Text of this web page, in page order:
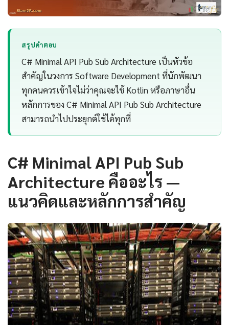
สรุปคำตอบ
C# Minimal API Pub Sub Architecture เป็นหัวข้อ
สำคัญในวงการ Software Development ที่นักพัฒนา
ทุกคนควรเข้าใจไม่ว่าคุณจะใช้ Kotlin หรือภาษาอื่น
หลักการของ C# Minimal API Pub Sub Architecture
สามารถนำไปประยุกต์ใช้ได้ทุกที่
C# Minimal API Pub Sub
Architecture คืออะไร —
แนวคิดและหลักการสำคัญ